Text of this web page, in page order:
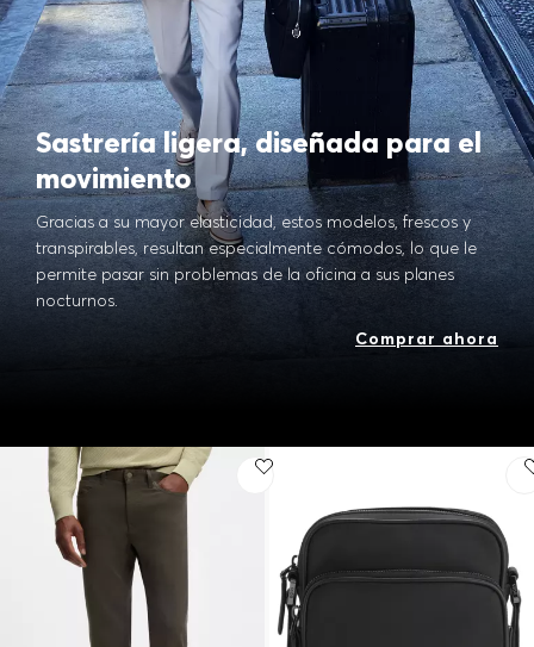
Sastrería ligera, diseñada para el
movimiento
Gracias a su mayor elasticidad, estos modelos, frescos y
transpirables, resultan especialmente cómodos, lo que le
permite pasar sin problemas de la oficina a sus planes
nocturnos.
Comprar ahora